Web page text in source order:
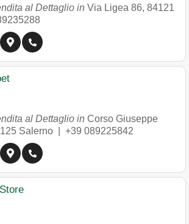
al Dettaglio in Via Ligea 86, 84121
al Dettaglio in Corso Giuseppe
Salerno +39 089225842